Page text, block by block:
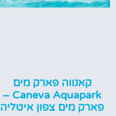
קאנווה פארק מים
Caneva Aquapark –
פארק מים צפון איטליה